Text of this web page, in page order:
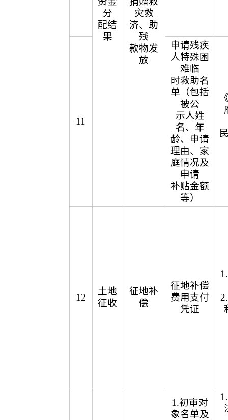
分
配结
果
灾救
济、助
残
款物发
放
11
申请残疾
人特殊困
难临
时救助名
单（包括
被公
示人姓
名、年
龄、申请
理由、家
庭情况及
申请
补贴金额
等）
12
土地
征收
征地补
偿
征地补偿
费用支付
凭证
1.初审对
象名单及